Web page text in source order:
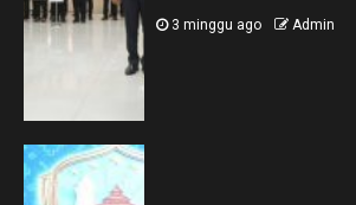
3 minggu ago Admin